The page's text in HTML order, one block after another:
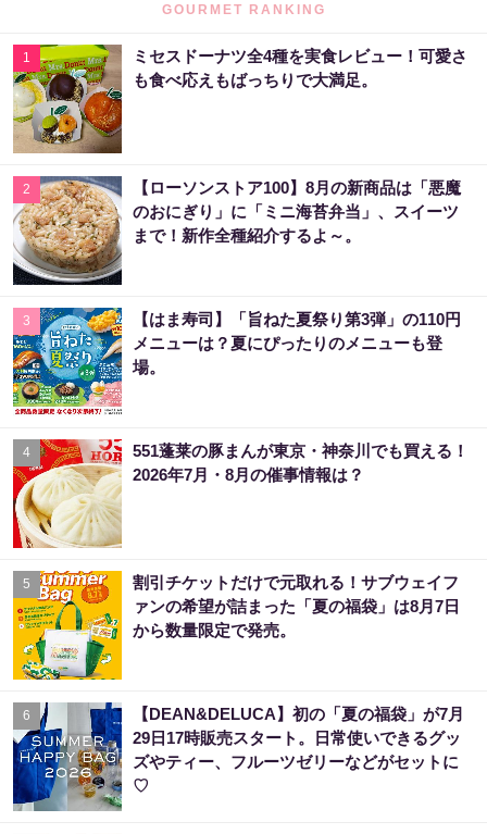
GOURMET RANKING
1
ミセスドーナツ全4種を実食レビュー！可愛さ
も食べ応えもばっちりで大満足。
2
【ローソンストア100】8月の新商品は「悪魔
のおにぎり」に「ミニ海苔弁当」、スイーツ
まで！新作全種紹介するよ～。
3
【はま寿司】「旨ねた夏祭り第3弾」の110円
メニューは？夏にぴったりのメニューも登
場。
4
551蓬莱の豚まんが東京・神奈川でも買える！
2026年7月・8月の催事情報は？
5
割引チケットだけで元取れる！サブウェイフ
ァンの希望が詰まった「夏の福袋」は8月7日
から数量限定で発売。
6
【DEAN&DELUCA】初の「夏の福袋」が7月
29日17時販売スタート。日常使いできるグッ
ズやティー、フルーツゼリーなどがセットに
♡